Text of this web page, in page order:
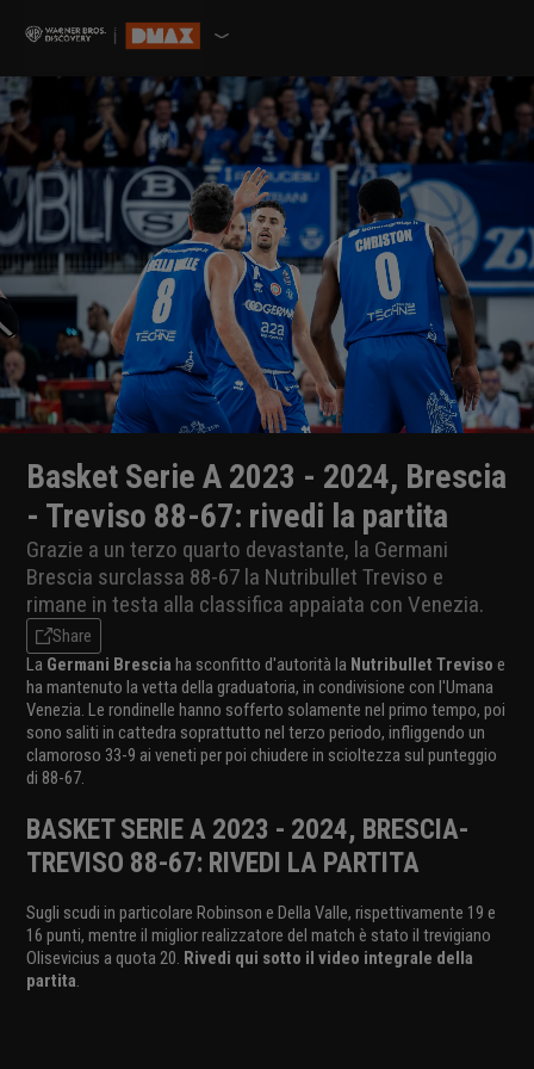
Basket Serie A 2023 - 2024, Brescia
- Treviso 88-67: rivedi la partita
Grazie a un terzo quarto devastante, la Germani
Brescia surclassa 88-67 la Nutribullet Treviso e
rimane in testa alla classifica appaiata con Venezia.
Share
La Germani Brescia ha sconfitto d'autorità la Nutribullet Treviso e
ha mantenuto la vetta della graduatoria, in condivisione con l'Umana
Venezia. Le rondinelle hanno sofferto solamente nel primo tempo, poi
sono saliti in cattedra soprattutto nel terzo periodo, infliggendo un
clamoroso 33-9 ai veneti per poi chiudere in scioltezza sul punteggio
di 88-67.
BASKET SERIE A 2023 - 2024, BRESCIA-
TREVISO 88-67: RIVEDI LA PARTITA
Sugli scudi in particolare Robinson e Della Valle, rispettivamente 19 e
16 punti, mentre il miglior realizzatore del match è stato il trevigiano
Olisevicius a quota 20. Rivedi qui sotto il video integrale della
partita.